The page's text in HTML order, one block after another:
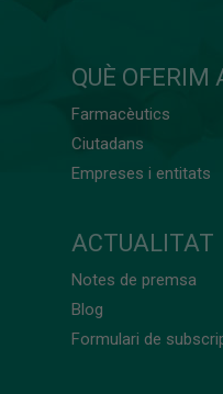
QUÈ OFERIM
Farmacèutics
Ciutadans
Empreses i entitats
ACTUALITAT
Notes de premsa
Blog
Formulari de